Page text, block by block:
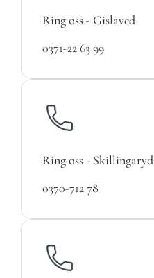
Ring oss - Gislaved
0371-22 63 99
Ring oss - Skillingaryd
0370-712 78